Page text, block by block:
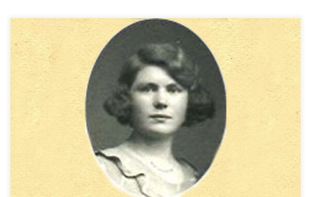
De laatste persoon die Schokland heeft
bezocht toen het nog een eiland was.